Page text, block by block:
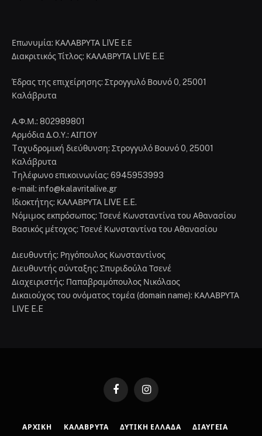
Επωνυμία: ΚΑΛΑΒΡΥΤΑ LIVE Ε.Ε
Διακριτικός Τίτλος: ΚΑΛΑΒΡΥΤΑ LIVE E.E
Έδρας της επιχείρησης: Στρογγυλό Βουνό 0, 25001
Καλάβρυτα
Α.Φ.Μ.: 802989801
Αρμόδια Δ.Ο.Υ.: ΑΙΓΙΟΥ
Tαχυδρομική διεύθυνση: Στρογγυλό Βουνό 0, 25001
Καλάβρυτα
Tηλέφωνο επικοινωνίας: 6945953993
e-mail: info@kalavritalive.gr
Iδιοκτήτης: ΚΑΛΑΒΡΥΤΑ LIVE E.E.
Νόμιμος εκπρόσωπος: Τσενέ Κωνσταντίνα του Αθανασίου
Βασικός μέτοχος: Τσενέ Κωνσταντίνα του Αθανασίου
Διευθυντής: Ρηγόπουλος Κωνσταντίνος
Διευθυντής σύνταξης: Σπυριδούλα Τσενέ
Διαχειριστής: Παπαβραμόπουλος Νικόλαος
Δικαιούχος του ονόματος τομέα (domain name): ΚΑΛΑΒΡΥΤΑ
LIVE E.E
FacebookInstagram
ΑΡΧΙΚΉ ΚΑΛΆΒΡΥΤΑ ΔΥΤΙΚΉ ΕΛΛΆΔΑ ΔΙΑΎΓΕΙΑ